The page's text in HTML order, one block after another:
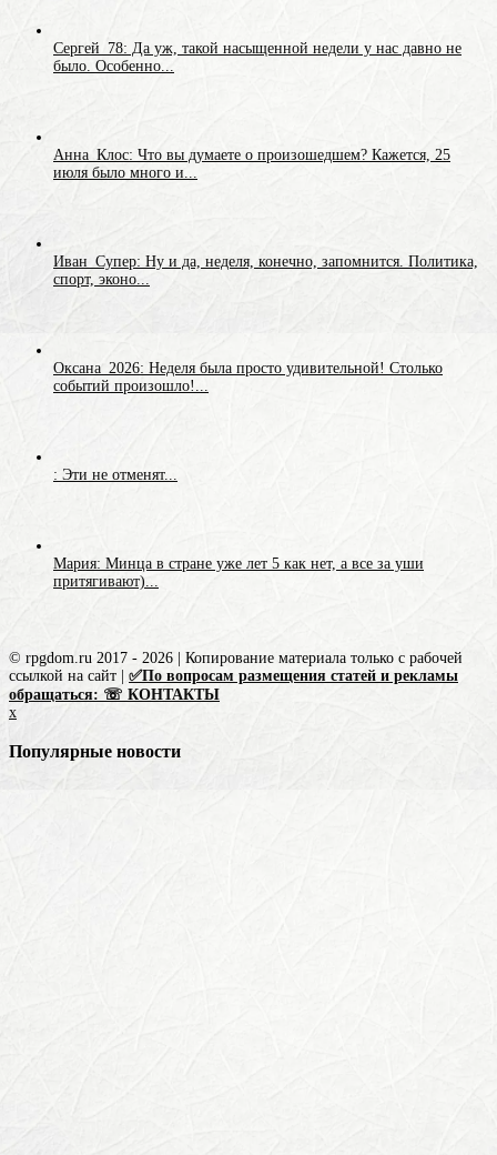
Сергей_78: Да уж, такой насыщенной недели у нас давно не
было. Особенно...
Анна_Клос: Что вы думаете о произошедшем? Кажется, 25
июля было много и...
Иван_Супер: Ну и да, неделя, конечно, запомнится. Политика,
спорт, эконо...
Оксана_2026: Неделя была просто удивительной! Столько
событий произошло!...
: Эти не отменят...
Мария: Минца в стране уже лет 5 как нет, а все за уши
притягивают)...
© rpgdom.ru 2017 - 2026 | Копирование материала только с рабочей
ссылкой на сайт | ✅По вопросам размещения статей и рекламы
обращаться: ☏ КОНТАКТЫ
x
Популярные новости